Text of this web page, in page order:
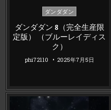
Posted
ダンダダン
ダンダダン 8（完全生産限
定版） （ブルーレイディス
ク）
phi72110 2025年7月5日